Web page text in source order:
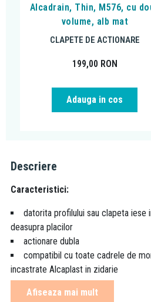
Alcadrain, Thin, M576, cu
volume, alb mat
CLAPETE DE ACTIONARE
199,00 RON
Adauga in cos
Descriere
Caracteristici:
datorita profilului sau clapeta iese
deasupra placilor
actionare dubla
compatibil cu toate cadrele de
incastrate Alcaplast in zidarie
material: plastic
dimensiuni: 250x170x36 mm
Afiseaza mai mult